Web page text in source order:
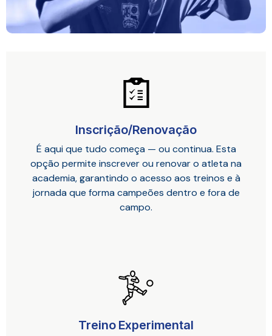
Inscrição/Renovação
É aqui que tudo começa — ou continua. Esta
opção permite inscrever ou renovar o atleta na
academia, garantindo o acesso aos treinos e à
jornada que forma campeões dentro e fora de
campo.
Treino Experimental